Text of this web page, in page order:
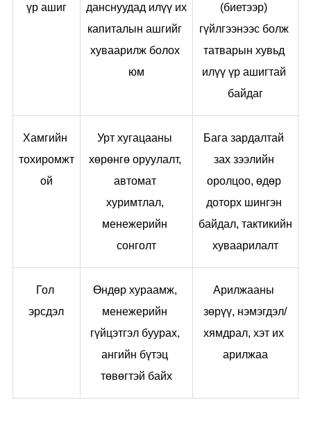
үр ашиг
данснуудад илүү их
капиталын ашгийг
хуваарилж болох
юм
(биетээр)
гүйлгээнээс болж
татварын хувьд
илүү үр ашигтай
байдаг
Хамгийн
тохиромжт
ой
Урт хугацааны
хөрөнгө оруулалт,
автомат
хуримтлал,
менежерийн
сонголт
Бага зардалтай
зах зээлийн
оролцоо, өдөр
доторх шингэн
байдал, тактикийн
хуваарилалт
Гол
эрсдэл
Өндөр хураамж,
менежерийн
гүйцэтгэл буурах,
ангийн бүтэц
төвөгтэй байх
Арилжааны
зөрүү, нэмэгдэл/
хямдрал, хэт их
арилжаа